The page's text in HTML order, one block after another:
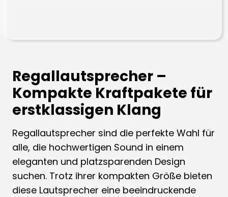
Regallautsprecher –
Kompakte Kraftpakete für
erstklassigen Klang
Regallautsprecher sind die perfekte Wahl für
alle, die hochwertigen Sound in einem
eleganten und platzsparenden Design
suchen. Trotz ihrer kompakten Größe bieten
diese Lautsprecher eine beeindruckende